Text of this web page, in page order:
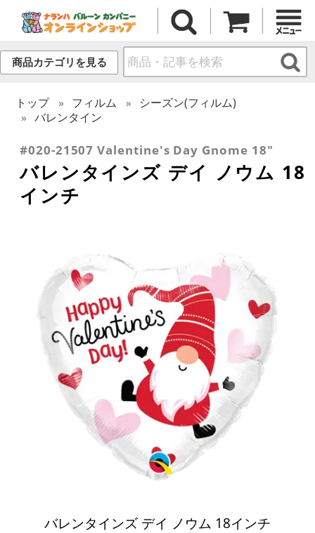
商品カテゴリを見る
トップ フィルム
シーズン(フィルム)
バレンタイン
#020-21507 Valentine's Day Gnome 18"
バレンタインズ デイ ノウム 18
インチ
バレンタインズ デイ ノウム 18インチ